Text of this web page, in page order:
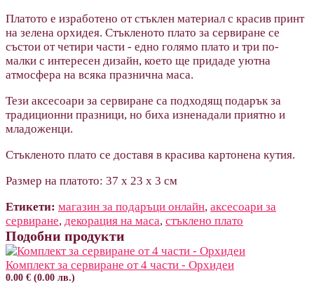
Платото е изработено от стъклен материал с красив принт
на зелена орхидея. Стъкленото плато за сервиране се
състои от четири части - едно голямо плато и три по-
малки с интересен дизайн, което ще придаде уютна
атмосфера на всяка празнична маса.
Тези аксесоари за сервиране са подходящ подарък за
традиционни празници, но биха изненадали приятно и
младоженци.
Стъкленото плато се доставя в красива картонена кутия.
Размер на платото: 37 х 23 х 3 см
Етикети: магазин за подаръци онлайн, аксесоари за
сервиране, декорация на маса, стъклено плато
Подобни продукти
Комплект за сервиране от 4 части - Орхидеи
0.00 € (0.00 лв.)